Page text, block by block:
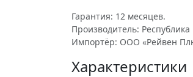
Гарантия: 12 месяцев.
Производитель: Республика
Импортёр: ООО «Рейвен
Характеристики